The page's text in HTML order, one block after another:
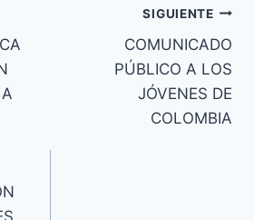
SIGUIENTE
COMUNICADO
PÚBLICO A LOS
JÓVENES DE
COLOMBIA